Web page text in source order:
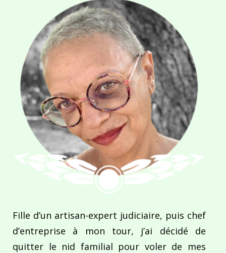
Fille d’un artisan-expert judiciaire, puis chef
d’entreprise à mon tour, j’ai décidé de
quitter le nid familial pour voler de mes